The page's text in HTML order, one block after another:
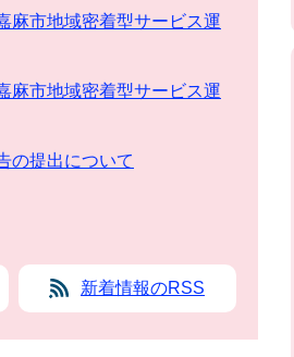
麻市地域密着型サービス運
麻市地域密着型サービス運
の提出について
新着情報のRSS